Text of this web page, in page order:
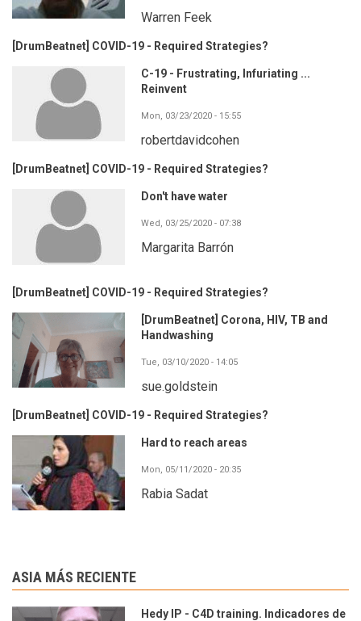
Warren Feek
[DrumBeatnet] COVID-19 - Required Strategies?
C-19 - Frustrating, Infuriating ...
Reinvent
Mon, 03/23/2020 - 15:55
robertdavidcohen
[DrumBeatnet] COVID-19 - Required Strategies?
Don't have water
Wed, 03/25/2020 - 07:38
Margarita Barrón
[DrumBeatnet] COVID-19 - Required Strategies?
[DrumBeatnet] Corona, HIV, TB and
Handwashing
Tue, 03/10/2020 - 14:05
sue.goldstein
[DrumBeatnet] COVID-19 - Required Strategies?
Hard to reach areas
Mon, 05/11/2020 - 20:35
Rabia Sadat
ASIA MÁS RECIENTE
Hedy IP - C4D training. Indicadores de